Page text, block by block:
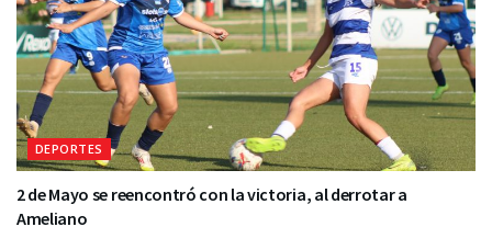
DEPORTES
2 de Mayo se reencontró con la victoria, al derrotar a
Ameliano